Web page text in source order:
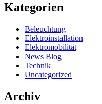
Kategorien
Beleuchtung
Elektroinstallation
Elektromobilität
News Blog
Technik
Uncategorized
Archiv